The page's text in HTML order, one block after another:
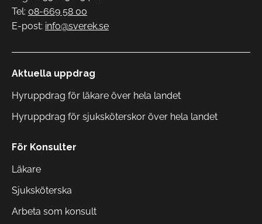
Tel: 08-669 58 00
E-post: info@sverek.se
Aktuella uppdrag
Hyruppdrag för läkare över hela landet
Hyruppdrag för sjuksköterskor över hela landet
För Konsulter
Läkare
Sjuksköterska
Arbeta som konsult